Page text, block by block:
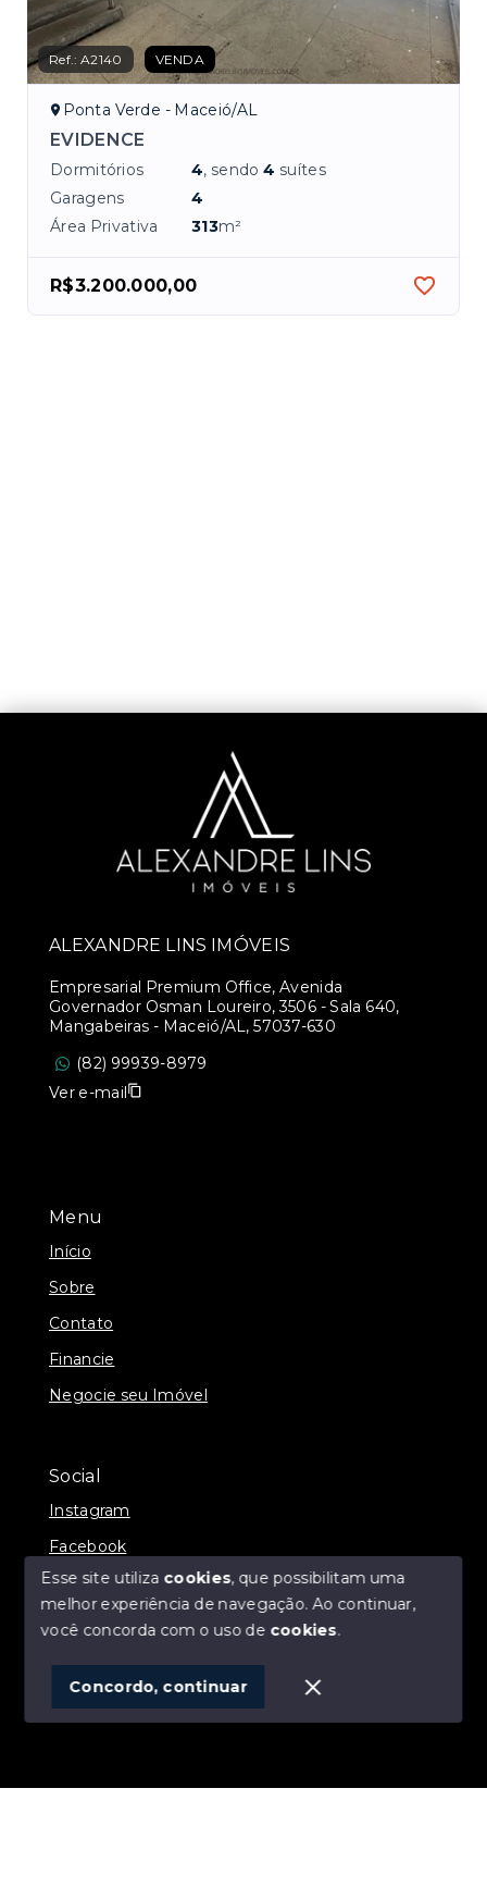
Ref.:A2140 VENDA
Ponta Verde - Maceió/AL
EVIDENCE
Dormitórios 4, sendo4 suítes
Garagens
4
Área Privativa
313m²
R$3.200.000,00
Menu
Início
Sobre
Contato
Financie
Negocie seu Imóvel
Social
Instagram
Facebook
© Copyright 2026 - ALEXANDRE LINS IMÓVEIS -
SITE PARA IMOBILIARIA
ALEXANDRE LINS IMÓVEIS
Empresarial Premium Office, Avenida
Governador Osman Loureiro, 3506 - Sala 640,
Mangabeiras - Maceió/AL, 57037-630
(82) 99939-8979
Ver e-mail
Esse site utiliza cookies, que possibilitam uma
melhor experiência de navegação.Ao continuar,
você concorda com o uso de cookies.
Concordo, continuar